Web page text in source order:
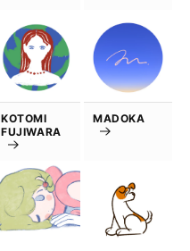
KOTOMI
FUJIWARA
MADOKA